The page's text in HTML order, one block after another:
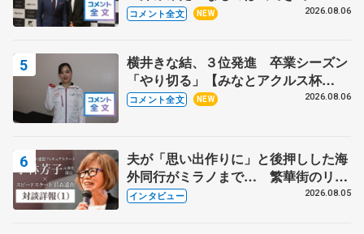
る？」 〝兄さん〟と慕うレジェンド
コメント全文 NEW 2026.08.06
横井きな結、３位発進 卒業シーズン
「やり切る」【みなとアクルス杯
SP】
コメント全文 NEW 2026.08.06
夫が「思い出作りに」と後押しした海
外同行がミラノまで… 繁華街のリン
クでは不良のお兄さんも味方に 小林
インタビュー 2026.08.05